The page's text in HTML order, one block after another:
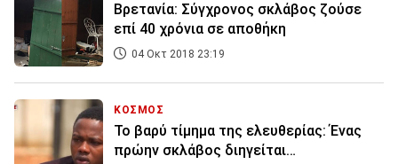
Βρετανία: Σύγχρονος σκλάβος ζούσε
επί 40 χρόνια σε αποθήκη
04 Οκτ 2018 23:19
ΚΟΣΜΟΣ
Το βαρύ τίμημα της ελευθερίας: Ένας
πρώην σκλάβος διηγείται…